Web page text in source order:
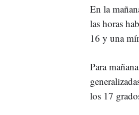
En la
las horas
16 y una
Para
los 17